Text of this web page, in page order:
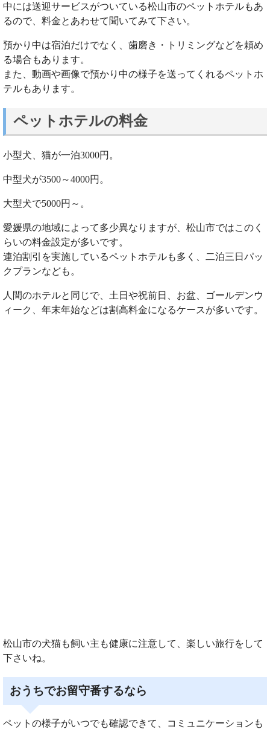
中には送迎サービスがついている松山市のペットホテルもあ
るので、料金とあわせて聞いてみて下さい。
預かり中は宿泊だけでなく、歯磨き・トリミングなどを頼め
る場合もあります。
また、動画や画像で預かり中の様子を送ってくれるペットホ
テルもあります。
ペットホテルの料金
小型犬、猫が一泊3000円。
中型犬が3500～4000円。
大型犬で5000円～。
愛媛県の地域によって多少異なりますが、松山市ではこのく
らいの料金設定が多いです。
連泊割引を実施しているペットホテルも多く、二泊三日パッ
クプランなども。
人間のホテルと同じで、土日や祝前日、お盆、ゴールデンウ
ィーク、年末年始などは割高料金になるケースが多いです。
松山市の犬猫も飼い主も健康に注意して、楽しい旅行をして
下さいね。
おうちでお留守番するなら
ペットの様子がいつでも確認できて、コミュニケーションも